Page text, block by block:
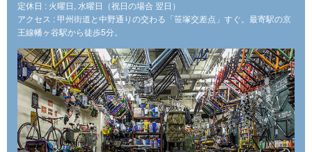
定休日 : 火曜日, 水曜日（祝日の場合 翌日）
アクセス : 甲州街道と中野通りの交わる「笹塚交差点」すぐ。最寄駅の京
王線幡ヶ谷駅から徒歩5分。